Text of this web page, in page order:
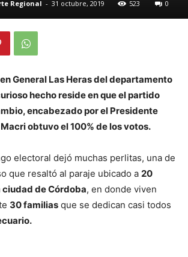
Regional - 31 octubre, 2019 523 0
General Las Heras del departamento
hecho reside en que el partido
encabezado por el Presidente
obtuvo el 100% de los votos.
electoral dejó muchas perlitas, una de
que resaltó al paraje ubicado a 20
de Córdoba, en donde viven
30 familias que se dedican casi todos